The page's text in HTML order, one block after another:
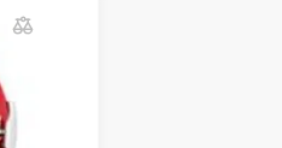
Garmin